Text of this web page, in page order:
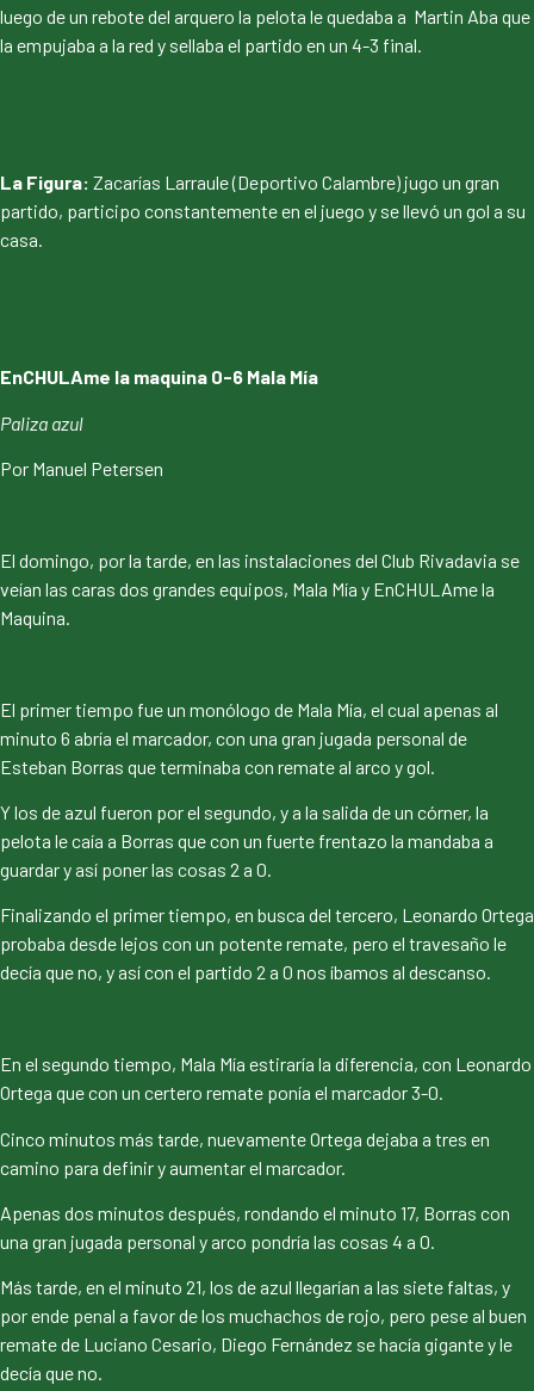
luego de un rebote del arquero la pelota le quedaba a Martin Aba que
la empujaba a la red y sellaba el partido en un 4-3 final.
La Figura: Zacarías Larraule (Deportivo Calambre) jugo un gran
partido, participo constantemente en el juego y se llevó un gol a su
casa.
EnCHULAme la maquina 0-6 Mala Mía
Paliza azul
Por Manuel Petersen
El domingo, por la tarde, en las instalaciones del Club Rivadavia se
veían las caras dos grandes equipos, Mala Mía y EnCHULAme la
Maquina.
El primer tiempo fue un monólogo de Mala Mía, el cual apenas al
minuto 6 abría el marcador, con una gran jugada personal de
Esteban Borras que terminaba con remate al arco y gol.
Y los de azul fueron por el segundo, y a la salida de un córner, la
pelota le caía a Borras que con un fuerte frentazo la mandaba a
guardar y así poner las cosas 2 a 0.
Finalizando el primer tiempo, en busca del tercero, Leonardo Ortega
probaba desde lejos con un potente remate, pero el travesaño le
decía que no, y así con el partido 2 a 0 nos íbamos al descanso.
En el segundo tiempo, Mala Mía estiraría la diferencia, con Leonardo
Ortega que con un certero remate ponía el marcador 3-0.
Cinco minutos más tarde, nuevamente Ortega dejaba a tres en
camino para definir y aumentar el marcador.
Apenas dos minutos después, rondando el minuto 17, Borras con
una gran jugada personal y arco pondría las cosas 4 a 0.
Más tarde, en el minuto 21, los de azul llegarían a las siete faltas, y
por ende penal a favor de los muchachos de rojo, pero pese al buen
remate de Luciano Cesario, Diego Fernández se hacía gigante y le
decía que no.